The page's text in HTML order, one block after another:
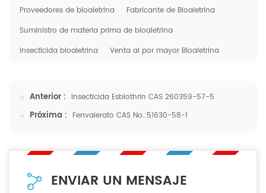
Proveedores de bioaletrina
Fabricante de Bioaletrina
Suministro de materia prima de bioaletrina
insecticida bioaletrina
Venta al por mayor Bioaletrina
Anterior : Insecticida Esbiothrin CAS 260359-57-5
Próxima : Fenvalerato CAS No.:51630-58-1
ENVIAR UN MENSAJE